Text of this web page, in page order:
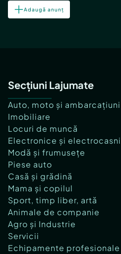
Adaugă anunț
Secțiuni Lajumate
Auto, moto și ambarcațiuni
Imobiliare
Locuri de muncă
Electronice și
Modă și frumusețe
Piese auto
Casă și grădină
Mama și copilul
Sport, timp liber, artă
Animale de companie
Agro și Industrie
Servicii
Echipamente